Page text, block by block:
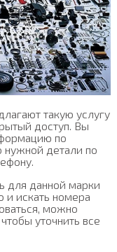
такую услугу
доступ. Вы
по
детали по
для данной марки
и искать номера
можно
уточнить все